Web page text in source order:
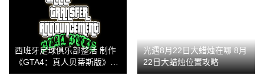
西班牙足球俱乐部整活 制作
《GTA4：真人贝蒂斯版》视
频
光遇8月22日大蜡烛在哪 8月
22日大蜡烛位置攻略